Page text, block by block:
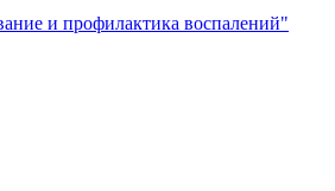
и профилактика воспалений"